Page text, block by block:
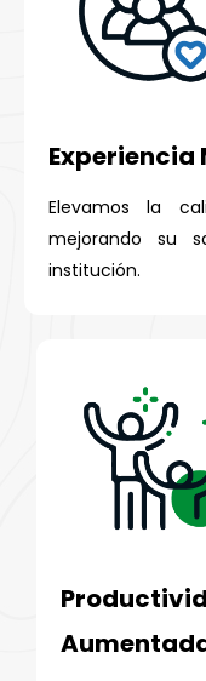
Experiencia
Elevamos la
mejorando su
institución.